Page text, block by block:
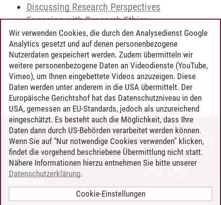
Discussing Research Perspectives
Engaging with Research Ethics
Practicing Research for Science and Society
Research Forum I
Research Forum II
Timo Leder/30.06.2024
KONTAKT
LEUPHANA ALS ARBEITGEBER
INTRANET
Wir verwenden Cookies, die durch den Analysedienst Google
Analytics gesetzt und auf denen personenbezogene
Nutzerdaten gespeichert werden. Zudem übermitteln wir
weitere personenbezogene Daten an Videodienste (YouTube,
Vimeo), um Ihnen eingebettete Videos anzuzeigen. Diese
Daten werden unter anderem in die USA übermittelt. Der
Europäische Gerichtshof hat das Datenschutzniveau in den
USA, gemessen an EU-Standards, jedoch als unzureichend
eingeschätzt. Es besteht auch die Möglichkeit, dass Ihre
Daten dann durch US-Behörden verarbeitet werden können.
Wenn Sie auf "Nur notwendige Cookies verwenden" klicken,
findet die vorgehend beschriebene Übermittlung nicht statt.
Nähere Informationen hierzu entnehmen Sie bitte unserer
Datenschutzerklärung.
Cookie-Einstellungen